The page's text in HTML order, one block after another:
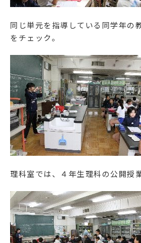
同じ単元を指導している同学年の
をチェック。
理科室では、４年生理科の公開授